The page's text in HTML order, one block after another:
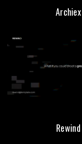
Archiex
Rewind